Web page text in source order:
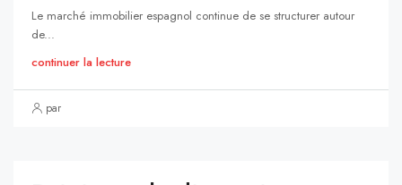
Le marché immobilier espagnol continue de se structurer autour
de...
continuer la lecture
par